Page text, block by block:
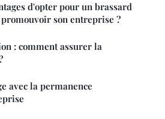
d'opter pour un brassard
son entreprise ?
: comment assurer la
avec la permanence